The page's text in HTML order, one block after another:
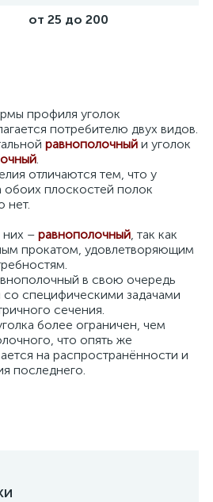
от 25 до 200
профиля уголок
потребителю двух видов.
равнополочный и уголок
.
отличаются тем, что у
плоскостей полок
нет.
них – равнополочный, так как
прокатом, удовлетворяющим
в свою очередь
специфическими задачами
сечения.
более ограничен, чем
что опять же
на распространённости и
последнего.